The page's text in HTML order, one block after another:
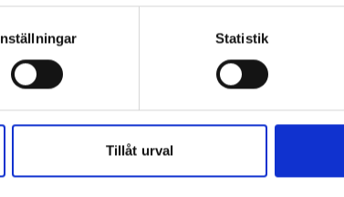
Informationen som sparas på din dator är
alltså helt anonymt.
används är session cookies. Under tiden du är
innehållet och annonserna till användarna,
Statistik
Tillåt urval
Rundtork GV steril 5-p 30mm 75/FP
Rundtork